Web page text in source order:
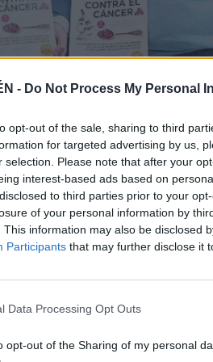
- Do Not Process My Personal
opt-out of the sale, sharing to third
for targeted advertising by us,
selection. Please note that after your
interest-based ads based on
to third parties prior to your
of your personal information by
This information may also be disclosed
Participants that may further disclose it
Data Processing Opt Outs
opt-out of the Sharing of my personal
Gálvez, en la presentación del libro.
una de las principales causas de
del libro “Cocinar conciencia
incluya en su dieta productos que,
anticancerígena.
y concienciación, como se
de reconocido prestigio,
García y el chef televisivo Pepe
anticancerígena, entre los que no
los hábitos de vida saludables y el
muerte en España. Esta